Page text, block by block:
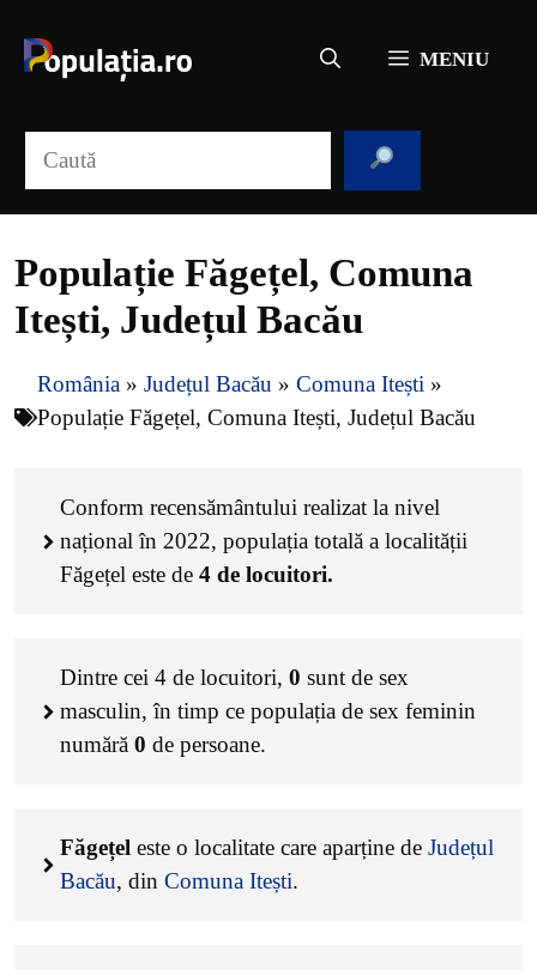
conținut
MENIU
Populație Făgețel, Comuna
Itești, Județul Bacău
România » Județul Bacău » Comuna Itești »
Populație Făgețel, Comuna Itești, Județul Bacău
Conform recensământului realizat la nivel
național în 2022, populația totală a localității
Făgețel este de 4 de locuitori.
Dintre cei 4 de locuitori, 0 sunt de sex
masculin, în timp ce populația de sex feminin
numără 0 de persoane.
Făgețel este o localitate care aparține de Județul
Bacău, din Comuna Itești.